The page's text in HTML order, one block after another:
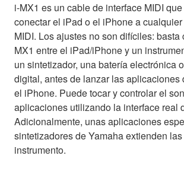
i-MX1 es un cable de interface MIDI
conectar el iPad o el iPhone a
MIDI. Los ajustes no son difíciles: basta
MX1 entre el iPad/iPhone y un
un sintetizador, una batería electrónica
digital, antes de lanzar las aplicaciones
el iPhone. Puede tocar y controlar el
aplicaciones utilizando la interface real
Adicionalmente, unas aplicaciones
sintetizadores de Yamaha extienden
instrumento.